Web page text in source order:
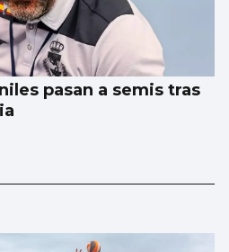
pasan a semis tras